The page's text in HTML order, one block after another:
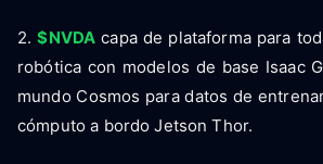
2.$NVDA capa de plataforma para
robótica con modelos de base Isaac
mundo Cosmos para datos de
cómputo a bordo Jetson Thor.